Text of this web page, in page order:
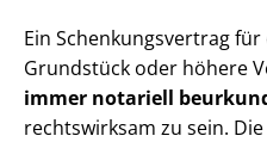
Ein Schen­kungs­ver­trag
Grundstück oder höhere
immer notariell
rechtswirksam zu sein.